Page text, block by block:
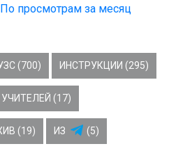
По просмотрам за месяц
(700) ИНСТРУКЦИИ (295)
(17)
(19) ИЗ (5)